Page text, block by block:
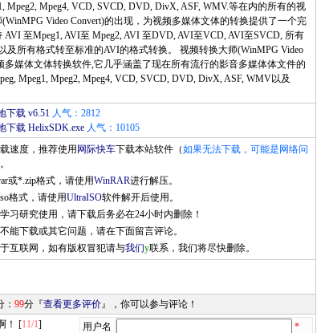
Mpeg2, Mpeg4, VCD, SVCD, DVD, DivX, ASF, WMV.等在内的所有的视
Video Convert)的出现，为视频多媒体文体的转换提供了一个完
至Mpeg1, AVI至 Mpeg2, AVI 至DVD, AVI至VCD, AVI至SVCD, 所有
及所有格式转至标准的AVI的格式转换。 视频转换大师(WinMPG Video
多媒体文体转换软件,它几乎涵盖了现在所有流行的影音多媒体体文件的
Mpeg1, Mpeg2, Mpeg4, VCD, SVCD, DVD, DivX, ASF, WMV以及
下载 v6.51 人气：2812
下载 HelixSDK.exe 人气：10105
速度，推荐使用 网际快车下载本站软件（如果无法下载，可能是网络问
或*.zip格式，请使用WinRAR进行解压。
格式，请使用UltraISO软件解开后使用。
习研究使用，请下载后务必在24小时内删除！
能下载或其它问题，请在下面留言评论。
互联网，如有版权冒犯请与我们y联系，我们将尽快删除。
99分『查看更多评价』，你可以参与评论！
！ [11/1] 用户名 *